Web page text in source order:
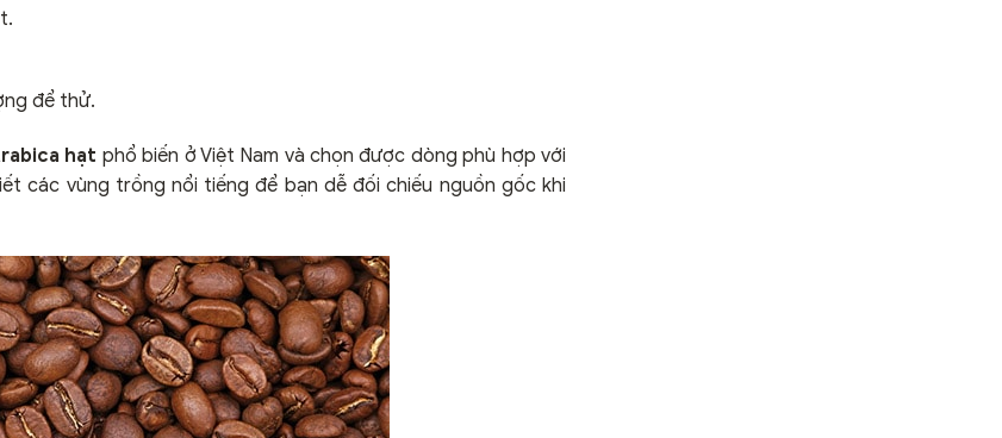
để thử.
hạt phổ biến ở Việt Nam và chọn được dòng phù hợp với
các vùng trồng nổi tiếng để bạn dễ đối chiếu nguồn gốc khi